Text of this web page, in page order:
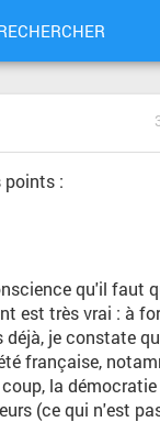
points :
qu'il faut
est très vrai : à
je constate
française,
la
(ce qui n'est